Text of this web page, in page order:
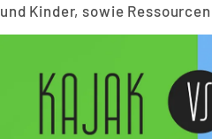
und Kinder, sowie